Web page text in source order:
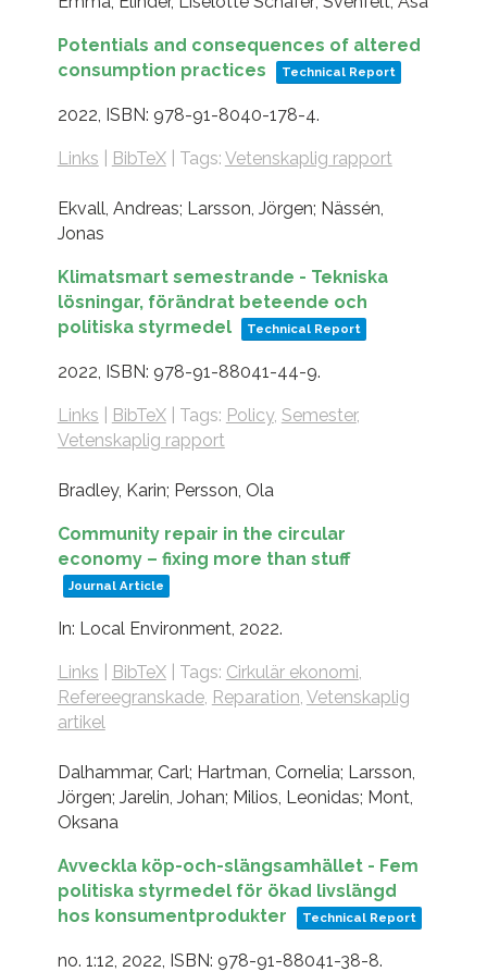
Potentials and consequences of altered
consumption practices
Technical Report
2022, ISBN: 978-91-8040-178-4.
Links BibTeX| Tags: Vetenskaplig rapport
Ekvall, Andreas; Larsson, Jörgen; Nässén,
Jonas
Klimatsmart semestrande - Tekniska
lösningar, förändrat beteende och
politiska styrmedel
Technical Report
2022, ISBN: 978-91-88041-44-9.
Links BibTeX| Tags: Policy, Semester,
Vetenskaplig rapport
Bradley, Karin; Persson, Ola
Community repair in the circular
economy – fixing more than stuff
Journal Article
In: Local Environment, 2022.
Links BibTeX| Tags: Cirkulär ekonomi,
Refereegranskade, Reparation, Vetenskaplig
artikel
Dalhammar, Carl; Hartman, Cornelia; Larsson,
Jörgen; Jarelin, Johan; Milios, Leonidas; Mont,
Oksana
Avveckla köp-och-slängsamhället - Fem
politiska styrmedel för ökad livslängd
hos konsumentprodukter
Technical Report
no. 1:12, 2022, ISBN: 978-91-88041-38-8.